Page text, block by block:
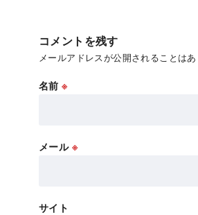
コメントを残す
メールアドレスが公開されることはあ
名前※
メール ※
サイト